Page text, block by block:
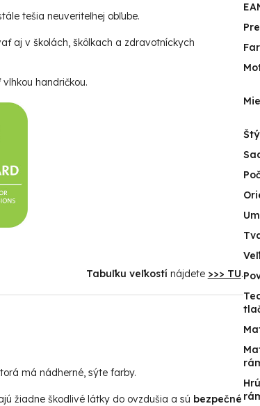
tešia neuveriteľnej obľube.
aj v školách, škôlkach a zdravotníckych
handričkou.
Tabuľku veľkostínájdete >>> TU.
má nádherné, sýte farby.
žiadne škodlivé látky do ovzdušia a sú bezpečné